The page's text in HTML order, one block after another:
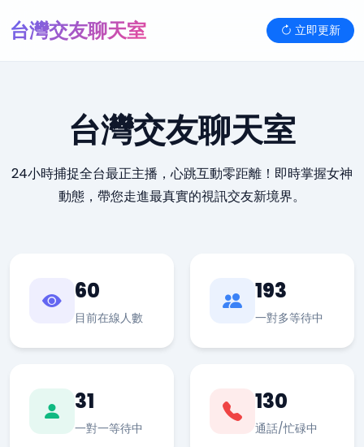
台灣交友聊天室 立即更新
台灣交友聊天室
24小時捕捉全台最正主播，心跳互動零距離！即時掌握女神
動態，帶您走進最真實的視訊交友新境界。
60
目前在線人數
193
一對多等待中
31
一對一等待中
130
通話/忙碌中